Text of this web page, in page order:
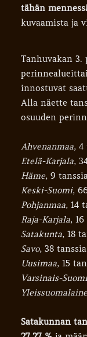
tähän
kuvaamista ja
Tanhuvakan
innostuvat
Alla näette
osuuden
Ahvenanmaa, 4
Etelä-Karjala,
Häme, 9
Keski-Suomi,
Pohjanmaa, 14
Raja-Karjala, 16
Satakunta, 18
Savo, 38
Uusimaa, 15
Varsinais-Suomi
Satakunnan